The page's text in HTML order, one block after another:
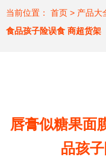
当前位置： 首页 > 产品大
食品孩子险误食 商超货架
唇膏似糖果面
品孩